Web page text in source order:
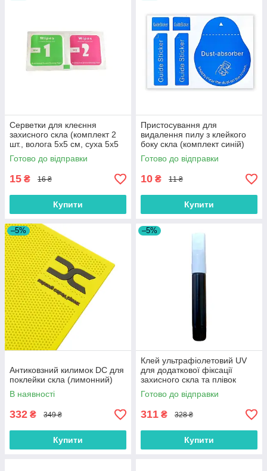
Серветки для клеєння
захисного скла (комплект 2
шт., волога 5х5 см, суха 5х5
см)
Готово до відправки
15 ₴ 16 ₴
Купити
Пристосування для
видалення пилу з клейкого
боку скла (комплект синій)
Готово до відправки
10 ₴ 11 ₴
Купити
–5%
Антиковзний килимок DC для
поклейки скла (лимонний)
В наявності
332 ₴ 349 ₴
Купити
–5%
Клей ультрафіолетовий UV
для додаткової фіксації
захисного скла та плівок
Готово до відправки
311 ₴ 328 ₴
Купити